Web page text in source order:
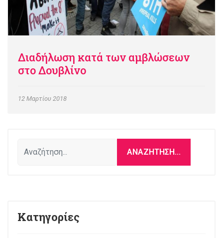
Διαδήλωση κατά των αμβλώσεων
στο Δουβλίνο
12 Μαρτίου 2018
ΑΝΑΖΉΤΗΣΗ...
Κατηγορίες